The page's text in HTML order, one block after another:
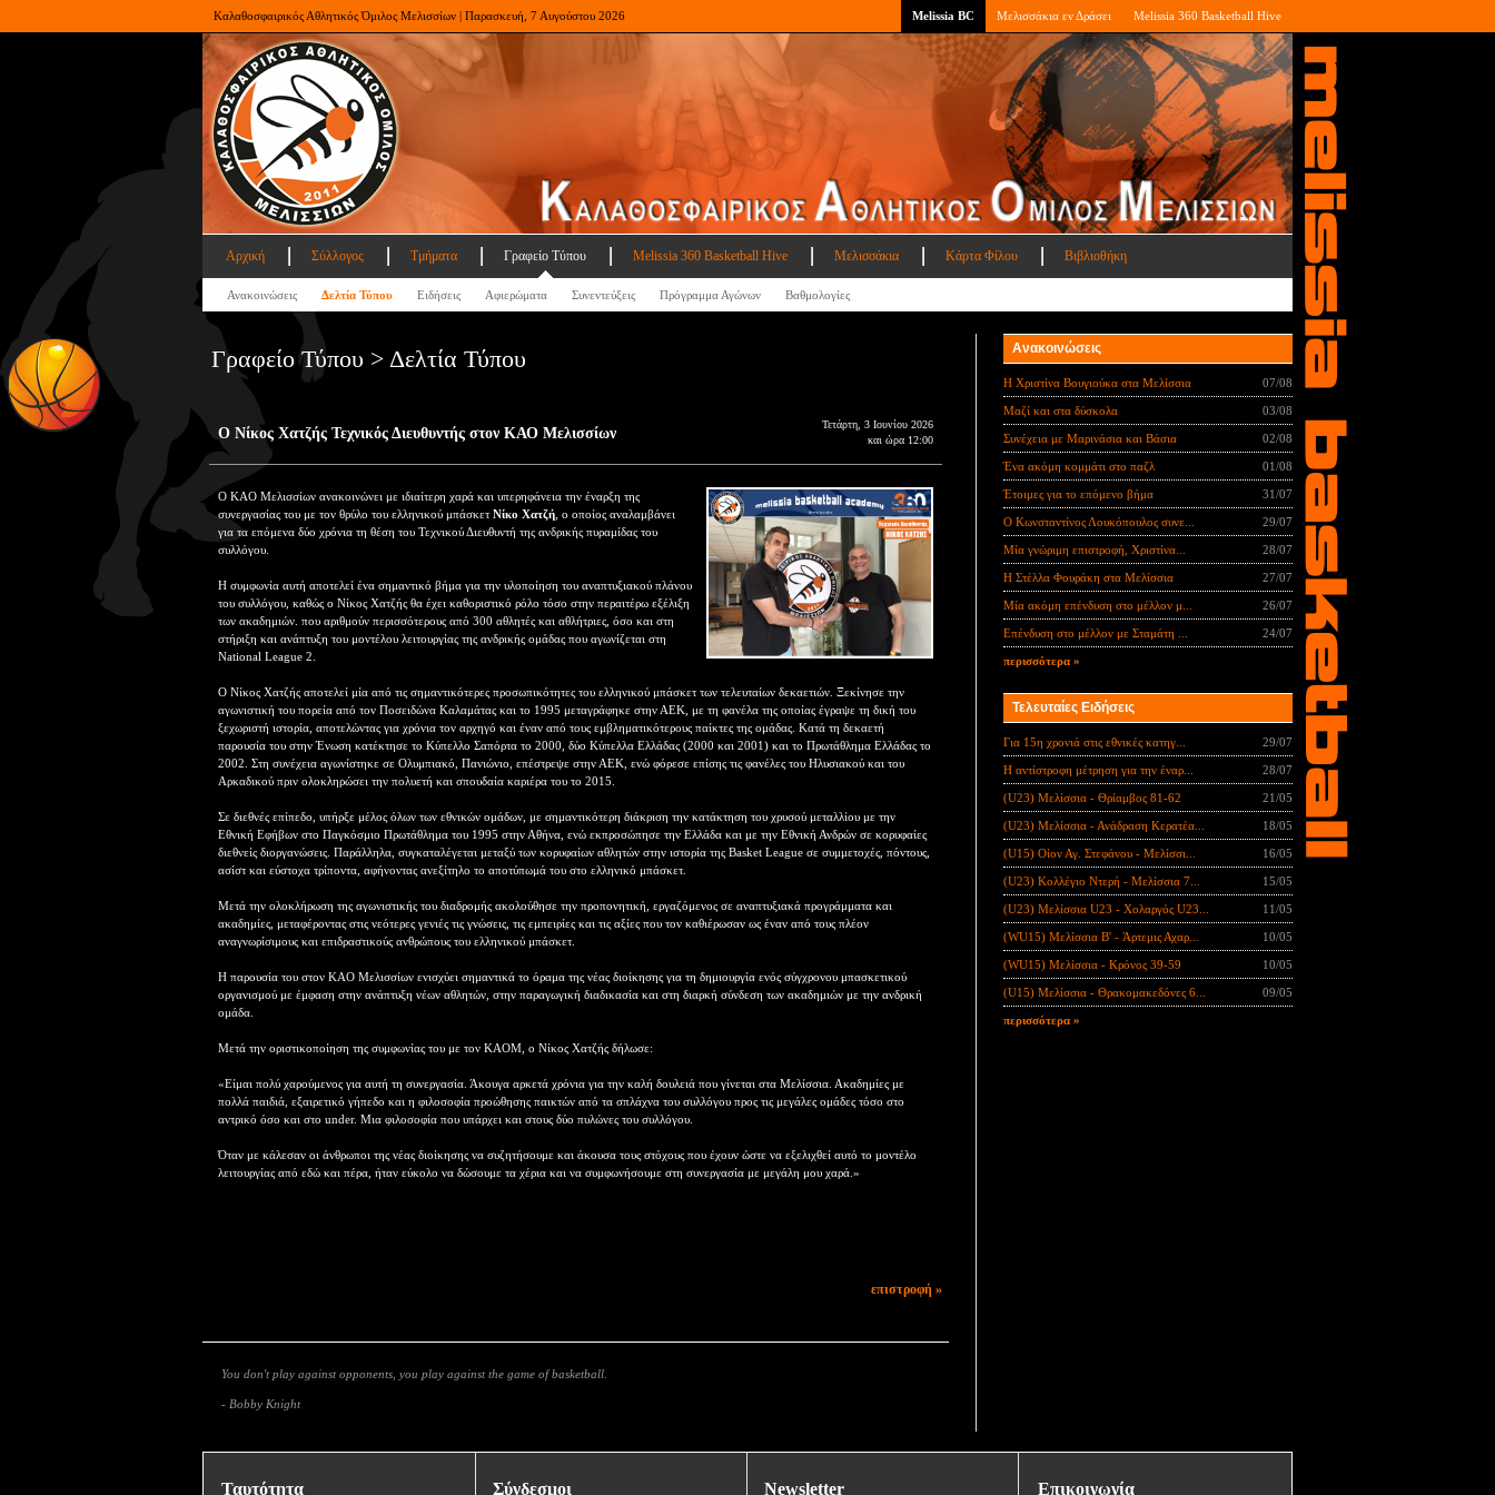
Καλαθοσφαιρικός Αθλητικός Όμιλος Μελισσίων | Παρασκευή, 7 Αυγούστου 2026 Melissia BC Μελισσάκια εν Δράσει Melissia 360 Basketball Hive
Αρχική Σύλλογος Τμήματα Γραφείο Τύπου Melissia 360 Basketball Hive Μελισσάκια Κάρτα Φίλου Βιβλιοθήκη
Ανακοινώσεις Δελτία Τύπου Ειδήσεις Αφιερώματα Συνεντεύξεις Πρόγραμμα Αγώνων Βαθμολογίες
Γραφείο Τύπου > Δελτία Τύπου
Ο Νίκος Χατζής Τεχνικός Διευθυντής στον ΚΑΟ Μελισσίων
Τετάρτη, 3 Ιουνίου 2026
και ώρα 12:00
Ο ΚΑΟ Μελισσίων ανακοινώνει με ιδιαίτερη χαρά και υπερηφάνεια την έναρξη της
συνεργασίας του με τον θρύλο του ελληνικού μπάσκετ Νίκο Χατζή , ο οποίος αναλαμβάνει
για τα επόμενα δύο χρόνια τη θέση του Τεχνικού Διευθυντή της ανδρικής πυραμίδας του
συλλόγου.
Η συμφωνία αυτή αποτελεί ένα σημαντικό βήμα για την υλοποίηση του αναπτυξιακού πλάνου
του συλλόγου, καθώς ο Νίκος Χατζής θα έχει καθοριστικό ρόλο τόσο στην περαιτέρω εξέλιξη
των ακαδημιών. που αριθμούν περισσότερους από 300 αθλητές και αθλήτριες, όσο και στη
στήριξη και ανάπτυξη του μοντέλου λειτουργίας της ανδρικής ομάδας που αγωνίζεται στη
National League 2.
Ο Νίκος Χατζής αποτελεί μία από τις σημαντικότερες προσωπικότητες του ελληνικού μπάσκετ των τελευταίων δεκαετιών. Ξεκίνησε την
αγωνιστική του πορεία από τον Ποσειδώνα Καλαμάτας και το 1995 μεταγράφηκε στην ΑΕΚ, με τη φανέλα της οποίας έγραψε τη δική του
ξεχωριστή ιστορία, αποτελώντας για χρόνια τον αρχηγό και έναν από τους εμβληματικότερους παίκτες της ομάδας. Κατά τη δεκαετή
παρουσία του στην Ένωση κατέκτησε το Κύπελλο Σαπόρτα το 2000, δύο Κύπελλα Ελλάδας (2000 και 2001) και το Πρωτάθλημα Ελλάδας το
2002. Στη συνέχεια αγωνίστηκε σε Ολυμπιακό, Πανιώνιο, επέστρεψε στην ΑΕΚ, ενώ φόρεσε επίσης τις φανέλες του Ηλυσιακού και του
Αρκαδικού πριν ολοκληρώσει την πολυετή και σπουδαία καριέρα του το 2015.
Σε διεθνές επίπεδο, υπήρξε μέλος όλων των εθνικών ομάδων, με σημαντικότερη διάκριση την κατάκτηση του χρυσού μεταλλίου με την
Εθνική Εφήβων στο Παγκόσμιο Πρωτάθλημα του 1995 στην Αθήνα, ενώ εκπροσώπησε την Ελλάδα και με την Εθνική Ανδρών σε κορυφαίες
διεθνείς διοργανώσεις. Παράλληλα, συγκαταλέγεται μεταξύ των κορυφαίων αθλητών στην ιστορία της Basket League σε συμμετοχές, πόντους,
ασίστ και εύστοχα τρίποντα, αφήνοντας ανεξίτηλο το αποτύπωμά του στο ελληνικό μπάσκετ.
Μετά την ολοκλήρωση της αγωνιστικής του διαδρομής ακολούθησε την προπονητική, εργαζόμενος σε αναπτυξιακά προγράμματα και
ακαδημίες, μεταφέροντας στις νεότερες γενιές τις γνώσεις, τις εμπειρίες και τις αξίες που τον καθιέρωσαν ως έναν από τους πλέον
αναγνωρίσιμους και επιδραστικούς ανθρώπους του ελληνικού μπάσκετ.
Η παρουσία του στον ΚΑΟ Μελισσίων ενισχύει σημαντικά το όραμα της νέας διοίκησης για τη δημιουργία ενός σύγχρονου μπασκετικού
οργανισμού με έμφαση στην ανάπτυξη νέων αθλητών, στην παραγωγική διαδικασία και στη διαρκή σύνδεση των ακαδημιών με την ανδρική
ομάδα.
Μετά την οριστικοποίηση της συμφωνίας του με τον ΚΑΟΜ, ο Νίκος Χατζής δήλωσε:
«Είμαι πολύ χαρούμενος για αυτή τη συνεργασία. Άκουγα αρκετά χρόνια για την καλή δουλειά που γίνεται στα Μελίσσια. Ακαδημίες με
πολλά παιδιά, εξαιρετικό γήπεδο και η φιλοσοφία προώθησης παικτών από τα σπλάχνα του συλλόγου προς τις μεγάλες ομάδες τόσο στο
αντρικό όσο και στο under. Μια φιλοσοφία που υπάρχει και στους δύο πυλώνες του συλλόγου.
Όταν με κάλεσαν οι άνθρωποι της νέας διοίκησης να συζητήσουμε και άκουσα τους στόχους που έχουν ώστε να εξελιχθεί αυτό το μοντέλο
λειτουργίας από εδώ και πέρα, ήταν εύκολο να δώσουμε τα χέρια και να συμφωνήσουμε στη συνεργασία με μεγάλη μου χαρά.»
επιστροφή »
You don't play against opponents, you play against the game of basketball.
- Bobby Knight
Ανακοινώσεις
Η Χριστίνα Βουγιούκα στα Μελίσσια 07/08
Μαζί και στα δύσκολα 03/08
Συνέχεια με Μαρινάσια και Βάσια 02/08
Ένα ακόμη κομμάτι στο παζλ 01/08
Έτοιμες για το επόμενο βήμα 31/07
Ο Κωνσταντίνος Λουκόπουλος συνε... 29/07
Μία γνώριμη επιστροφή, Χριστίνα... 28/07
Η Στέλλα Φουράκη στα Μελίσσια 27/07
Μία ακόμη επένδυση στο μέλλον μ... 26/07
Επένδυση στο μέλλον με Σταμάτη ... 24/07
περισσότερα »
Τελευταίες Ειδήσεις
Για 15η χρονιά στις εθνικές κατηγ... 29/07
Η αντίστροφη μέτρηση για την έναρ... 28/07
(U23) Μελίσσια - Θρίαμβος 81-62 21/05
(U23) Μελίσσια - Ανάδραση Κερατέα... 18/05
(U15) Οίον Αγ. Στεφάνου - Μελίσσι... 16/05
(U23) Κολλέγιο Ντερή - Μελίσσια 7... 15/05
(U23) Μελίσσια U23 - Χολαργός U23... 11/05
(WU15) Μελίσσια B' - Άρτεμις Αχαρ... 10/05
(WU15) Μελίσσια - Κρόνος 39-59 10/05
(U15) Μελίσσια - Θρακομακεδόνες 6... 09/05
περισσότερα »
Ταυτότητα Σύνδεσμοι Newsletter Επικοινωνία